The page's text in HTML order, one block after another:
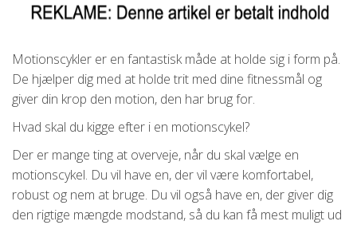
Motionscykler er en fantastisk måde at holde sig i form på.
De hjælper dig med at holde trit med dine fitnessmål og
giver din krop den motion, den har brug for.
Hvad skal du kigge efter i en motionscykel?
Der er mange ting at overveje, når du skal vælge en
motionscykel. Du vil have en, der vil være komfortabel,
robust og nem at bruge. Du vil også have en, der giver dig
den rigtige mængde modstand, så du kan få mest muligt ud